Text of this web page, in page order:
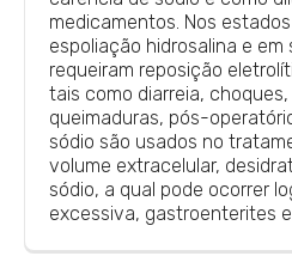
medicamentos. Nos
espoliação hidrosalina e
requeiram reposição
tais como diarreia,
queimaduras, pós-
sódio são usados no
volume extracelular,
sódio, a qual pode ocorrer
excessiva, gastroenterites